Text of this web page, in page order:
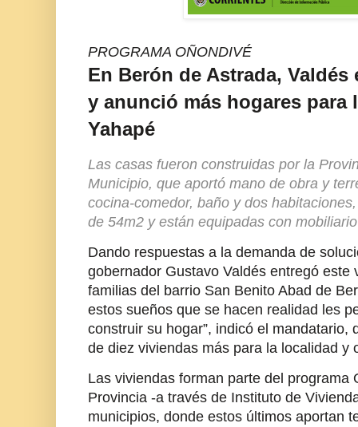
PROGRAMA OÑONDIVÉ
En Berón de Astrada,
y anunció más hogares para
Yahapé
Las casas fueron construidas por la
Municipio, que aportó mano de obra y
cocina-comedor, baño y dos
de 54m2 y están equipadas con
Dando respuestas a la demanda de
gobernador Gustavo Valdés entregó este
familias del barrio San Benito Abad de
estos sueños que se hacen realidad les
construir su hogar”, indicó el mandatario,
de diez viviendas más para la localidad y
Las viviendas forman parte del programa
Provincia -a través de Instituto de
municipios, donde estos últimos aportan